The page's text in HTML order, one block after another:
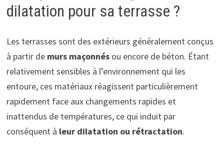
dilatation pour sa terrasse ?
Les terrasses sont des extérieurs généralement conçus
à partir de murs maçonnésou encore de béton. Étant
relativement sensibles à l’environnement qui les
entoure, ces matériaux réagissent particulièrement
rapidement face aux changements rapides et
inattendus de températures, ce qui induit par
conséquent à leur dilatation ou rétractation.